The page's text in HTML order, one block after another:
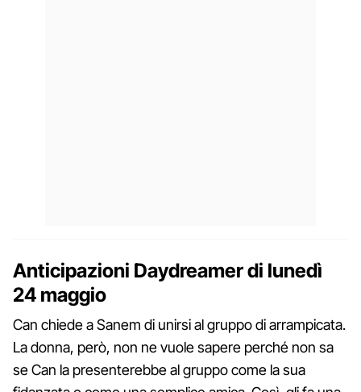
Anticipazioni Daydreamer di lunedì
24 maggio
Can chiede a Sanem di unirsi al gruppo di arrampicata.
La donna, però, non ne vuole sapere perché non sa
se Can la presenterebbe al gruppo come la sua